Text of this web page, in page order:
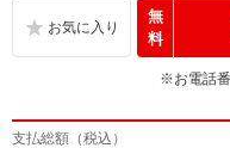
無
料
※お電話番
支払総額（税込）